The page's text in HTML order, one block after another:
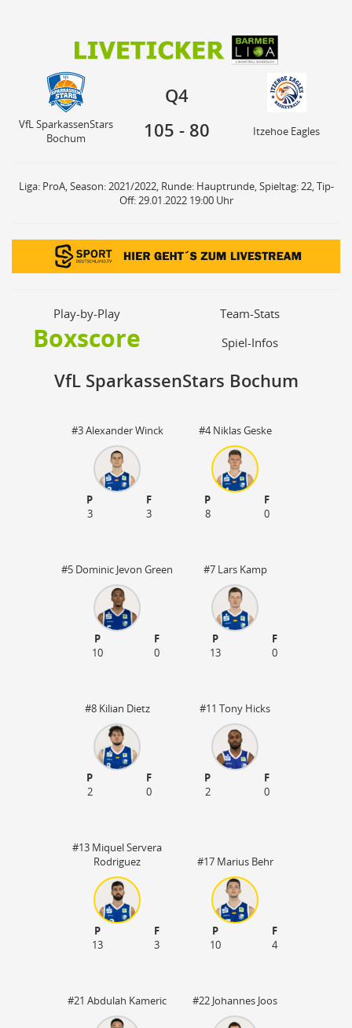
Itzehoe Eagles
Q4
105 - 80
VfL SparkassenStars
Bochum
Itzehoe Eagles
Liga: ProA, Season: 2021/2022, Runde: Hauptrunde, Spieltag: 22, Tip-
Off: 29.01.2022 19:00 Uhr
Play-by-Play Team-Stats
Boxscore Spiel-Infos
VfL SparkassenStars Bochum
#3 Alexander Winck
P
F
3
3
#4 Niklas Geske
P
F
8
0
#5 Dominic Jevon Green
P
F
10
0
#7 Lars Kamp
P
F
13
0
#8 Kilian Dietz
P
F
2
0
#11 Tony Hicks
P
F
2
0
#13 Miquel Servera
Rodriguez
P
F
13
3
#17 Marius Behr
P
F
10
4
#21 Abdulah Kameric #22 Johannes Joos